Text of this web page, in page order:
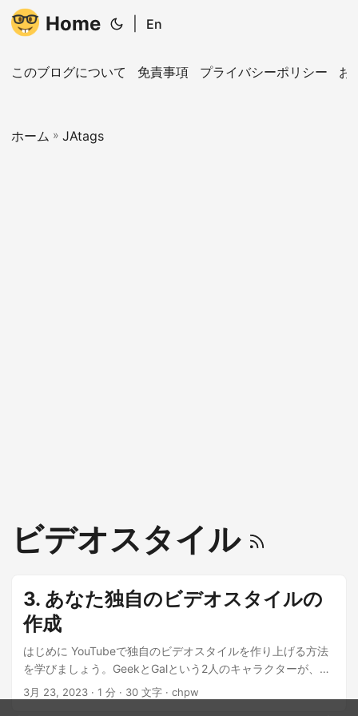
Home En
このブログについて 免責事項 プライバシーポリシー お
ホーム » JAtags
ビデオスタイル
3. あなた独自のビデオスタイルの
作成
はじめに YouTubeで独自のビデオスタイルを作り上げる方法
を学びましょう。GeekとGalという2人のキャラクターが、ニ
ッチを選ぶ方法、ブランドアイデンティティを統一させる方
法、物語の手法を取り入れる方法など、興味深い洞察を提供
3月 23, 2023 · 1 分 · 30 文字 · chpw